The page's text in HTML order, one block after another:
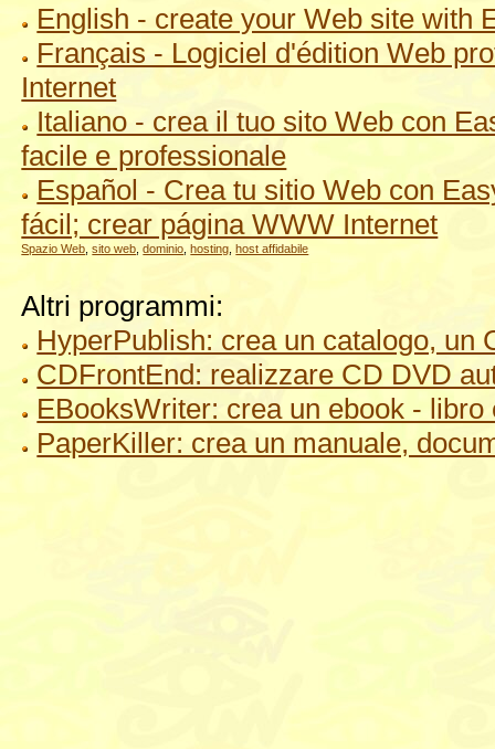
English - create your Web site with
Français - Logiciel d'édition Web
Internet
Italiano - crea il tuo sito Web con
facile e professionale
Español - Crea tu sitio Web con
fácil; crear página WWW Internet
Spazio Web ,sito web ,dominio ,hosting ,host affidabile
Altri programmi:
HyperPublish: crea un catalogo, un
CDFrontEnd: realizzare CD DVD
EBooksWriter: crea un ebook -
PaperKiller: crea un manuale,